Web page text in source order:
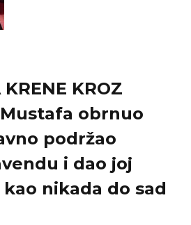
KROZ
obrnuo
podržao
i dao joj
nikada do sad